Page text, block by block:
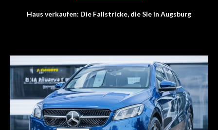
Haus verkaufen: Die Fallstricke, die Sie in Augsburg